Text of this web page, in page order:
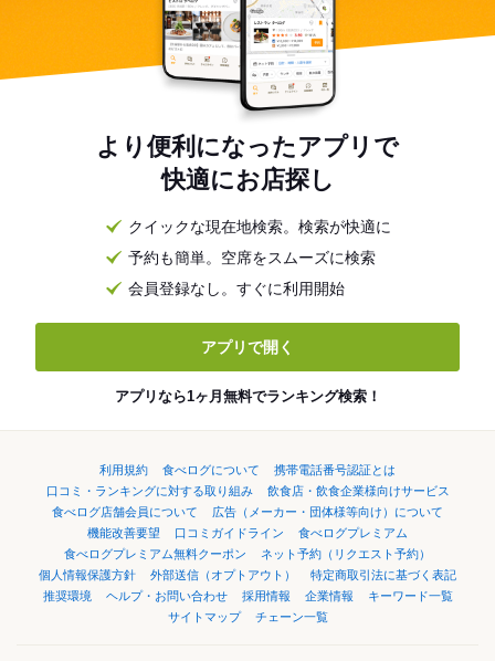
より便利になったアプリで
快適にお店探し
クイックな現在地検索。検索が快適に
予約も簡単。空席をスムーズに検索
会員登録なし。すぐに利用開始
アプリで開く
アプリなら1ヶ月無料でランキング検索！
利用規約 食べログについて
携帯電話番号認証とは
口コミ・ランキングに対する取り組み
飲食店・飲食企業様向けサービス
食べログ店舗会員について
広告（メーカー・団体様等向け）について
機能改善要望
口コミガイドライン
食べログプレミアム
食べログプレミアム無料クーポン
ネット予約（リクエスト予約）
個人情報保護方針
外部送信（オプトアウト）
特定商取引法に基づく表記
推奨環境
ヘルプ・お問い合わせ 採用情報 企業情報
キーワード一覧
サイトマップ
チェーン一覧